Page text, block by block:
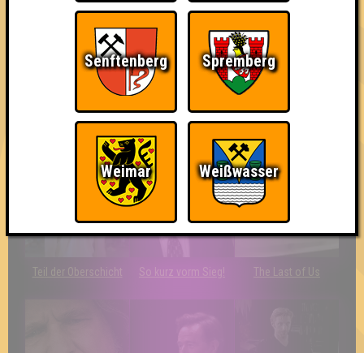
The Amount of
Teilnahmen is too
damn high
Ich war da, vor 3000
Da-Da Da! Da-Da Da!
Teil der Oberschicht So kurz vorm Sieg! The Last of Us
Senftenberg Spremberg
Weimar Weißwasser